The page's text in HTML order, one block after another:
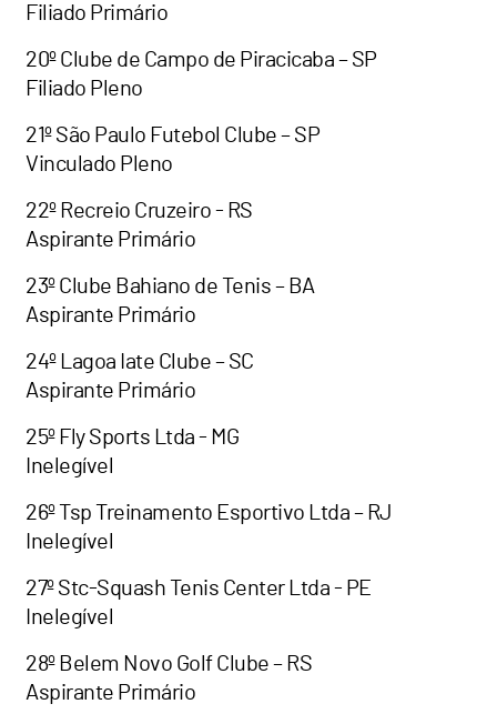
Filiado Primário
20º Clube de Campo de Piracicaba – SP
Filiado Pleno
21º São Paulo Futebol Clube – SP
Vinculado Pleno
22º Recreio Cruzeiro - RS
Aspirante Primário
23º Clube Bahiano de Tenis – BA
Aspirante Primário
24º Lagoa Iate Clube – SC
Aspirante Primário
25º Fly Sports Ltda - MG
Inelegível
26º Tsp Treinamento Esportivo Ltda – RJ
Inelegível
27º Stc-Squash Tenis Center Ltda - PE
Inelegível
28º Belem Novo Golf Clube – RS
Aspirante Primário